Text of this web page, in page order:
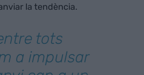
la tendència.
tots
a impulsar